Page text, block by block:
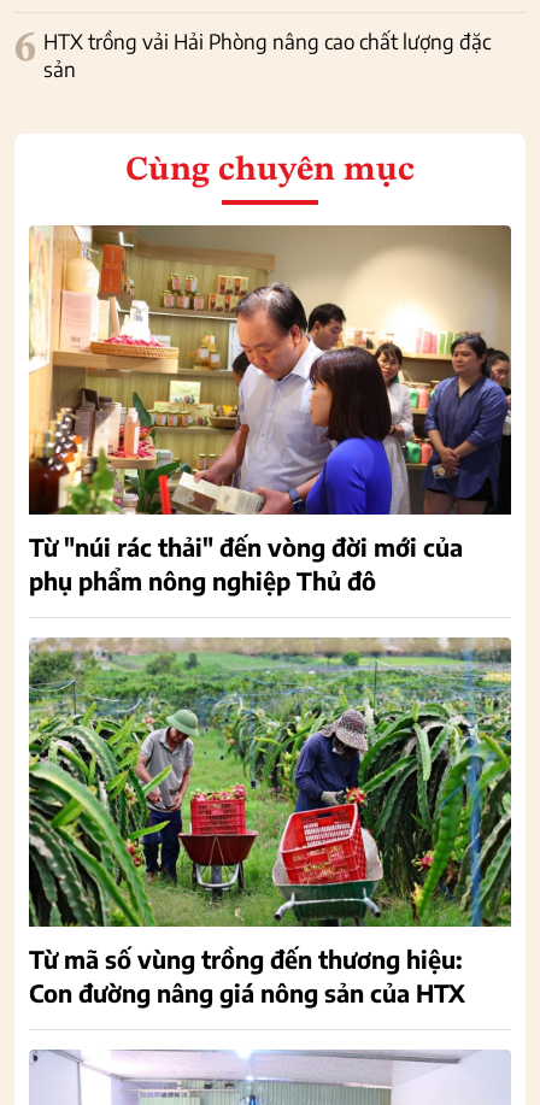
6 HTX trồng vải Hải Phòng nâng cao chất lượng đặc
sản
Cùng chuyên mục
Từ "núi rác thải" đến vòng đời mới của
phụ phẩm nông nghiệp Thủ đô
Từ mã số vùng trồng đến thương hiệu:
Con đường nâng giá nông sản của HTX